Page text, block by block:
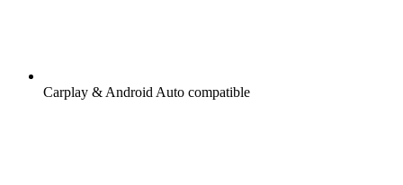
Carplay & Android Auto compatible